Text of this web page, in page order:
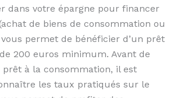
dans votre épargne pour financer
de biens de consommation ou
permet de bénéficier d’un prêt
200 euros minimum. Avant de
à la consommation, il est
les taux pratiqués sur le